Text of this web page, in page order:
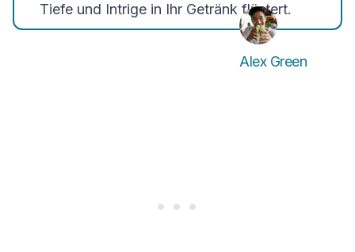
Tiefe und Intrige in Ihr Getränk flüstert.
Alex Green